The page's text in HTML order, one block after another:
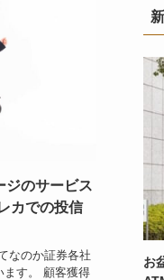
ジのサービス
カでの投信
なのか証券各社
ます。 顧客獲得
お